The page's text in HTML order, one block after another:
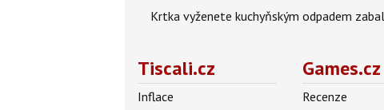
Krtka vyženete kuchyňským odpadem
Tiscali.cz
Inflace
Games.cz
Recenze